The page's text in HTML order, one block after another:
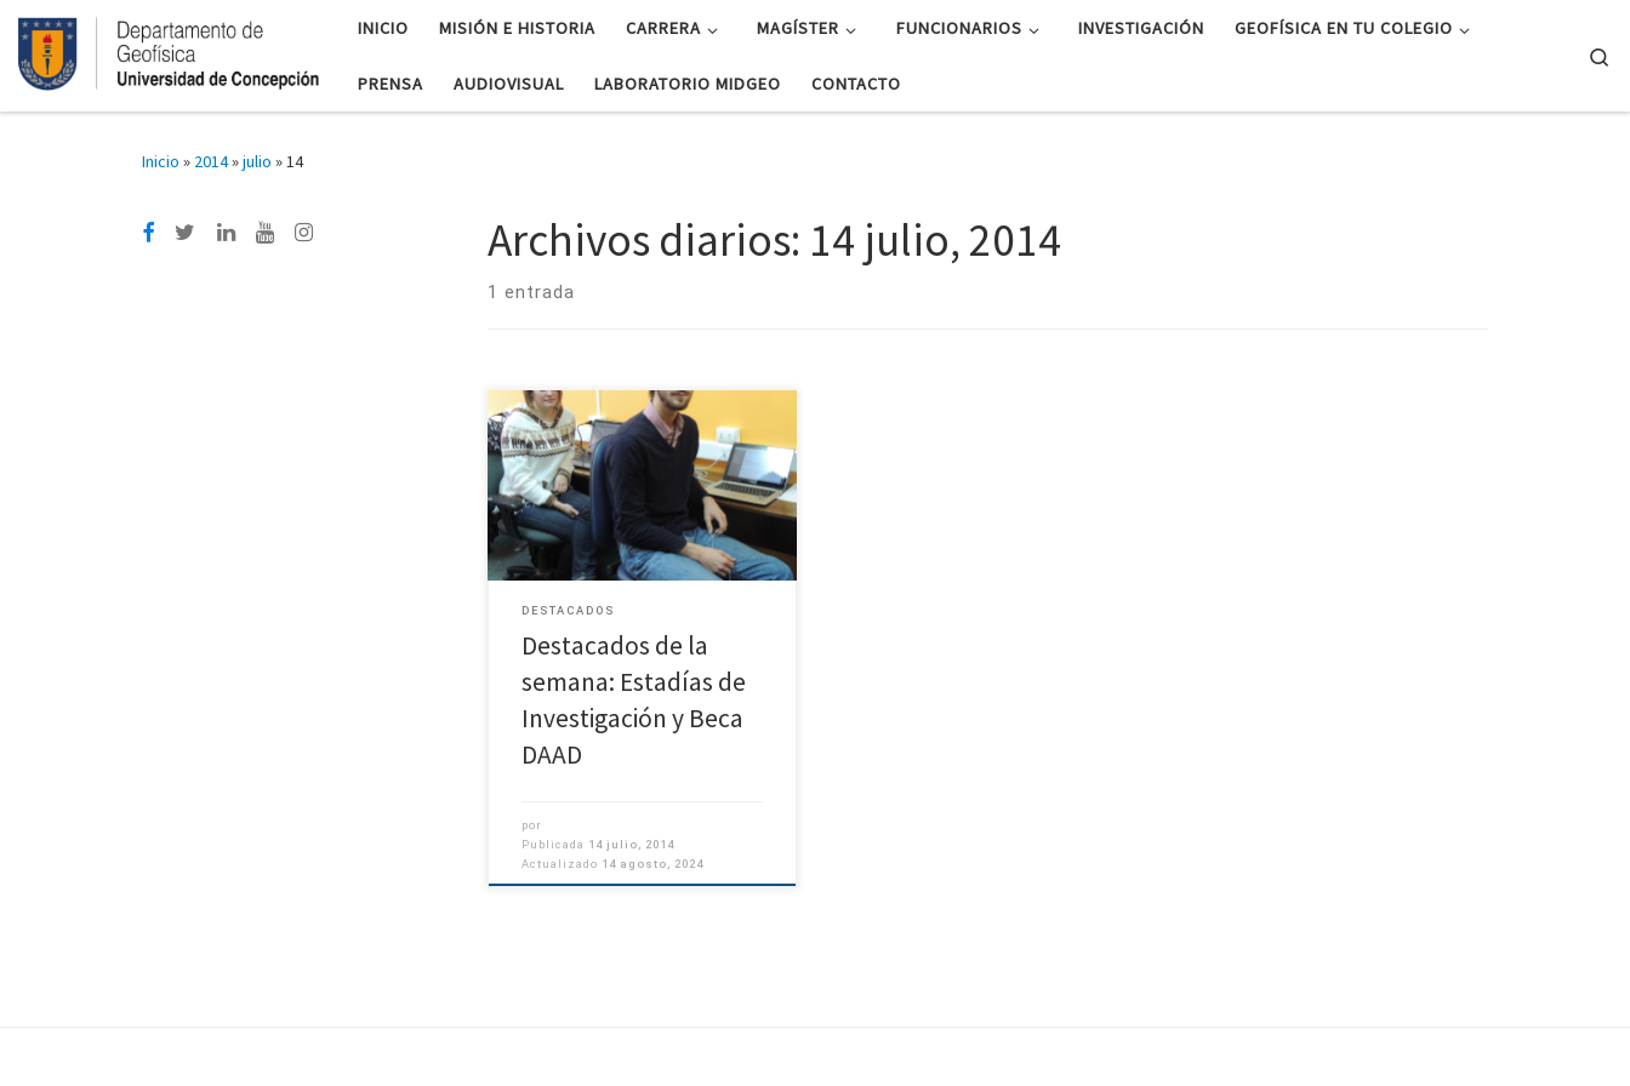
INICIO MISIÓN E HISTORIA CARRERA MAGÍSTER FUNCIONARIOS INVESTIGACIÓN GEOFÍSICA EN TU COLEGIO
PRENSA AUDIOVISUAL LABORATORIO MIDGEO CONTACTO
Inicio » 2014»julio » 14
Archivos diarios: 14 julio, 2014
1 entrada
Carolina Parada realiza estadía de
investigación en Seattle Una agitada
agenda tendrá la profesora Carolina
Parada en su estadía en Seattle,
desde el 7 al 25 de julio, donde
participará […]
DESTACADOS
Destacados de la
semana: Estadías de
Investigación y Beca
DAAD
por
Publicada 14 julio, 2014
Actualizado 14 agosto, 2024